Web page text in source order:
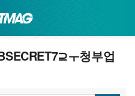
ㅜ청부업